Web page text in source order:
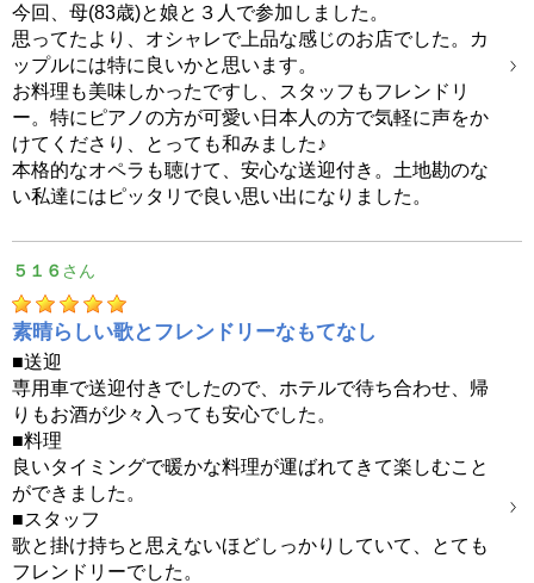
今回、母(83歳)と娘と３人で参加しました。
思ってたより、オシャレで上品な感じのお店でした。カ
ップルには特に良いかと思います。
お料理も美味しかったですし、スタッフもフレンドリ
ー。特にピアノの方が可愛い日本人の方で気軽に声をか
けてくださり、とっても和みました♪
本格的なオペラも聴けて、安心な送迎付き。土地勘のな
い私達にはピッタリで良い思い出になりました。
５１６
素晴らしい歌とフレンドリーなもてなし
■送迎
専用車で送迎付きでしたので、ホテルで待ち合わせ、帰
りもお酒が少々入っても安心でした。
■料理
良いタイミングで暖かな料理が運ばれてきて楽しむこと
ができました。
■スタッフ
歌と掛け持ちと思えないほどしっかりしていて、とても
フレンドリーでした。